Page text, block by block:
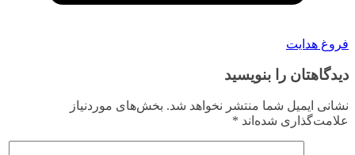
فروغ هدایت
دیدگاهتان را بنویسید
نشانی ایمیل شما منتشر نخواهد شد. بخش‌های موردنیاز
علامت‌گذاری شده‌اند *